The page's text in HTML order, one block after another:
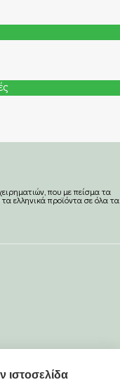
που με πείσμα τα
ελληνικά προϊόντα σε όλα τα
ιστοσελίδα